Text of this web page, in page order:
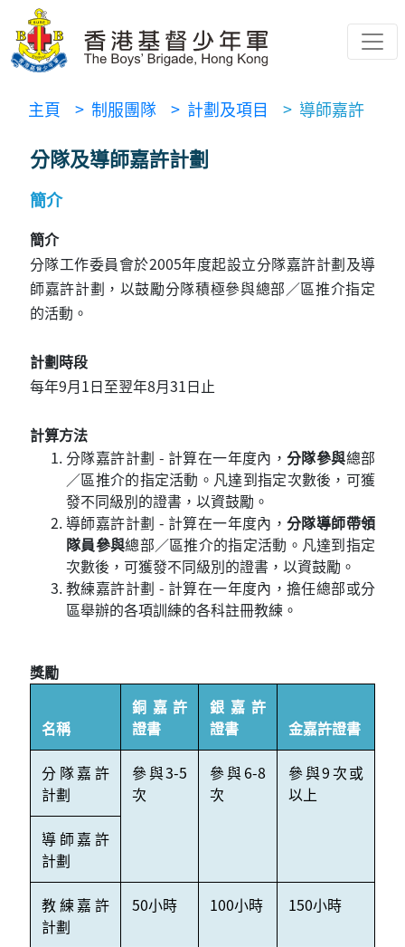
主頁 > 制服團隊 > 計劃及項目 > 導師嘉許
分隊及導師嘉許計劃
簡介
簡介
分隊工作委員會於2005年度起設立分隊嘉許計劃及導
師嘉許計劃，以鼓勵分隊積極參與總部／區推介指定
的活動。
計劃時段
每年9月1日至翌年8月31日止
計算方法
分隊嘉許計劃 - 計算在一年度內，分隊參與總部
／區推介的指定活動。凡達到指定次數後，可獲
發不同級別的證書，以資鼓勵。
導師嘉許計劃 - 計算在一年度內，分隊導師帶領
隊員參與總部／區推介的指定活動。凡達到指定
次數後，可獲發不同級別的證書，以資鼓勵。
教練嘉許計劃 - 計算在一年度內，擔任總部或分
區舉辦的各項訓練的各科註冊教練。
獎勵
名稱
銅嘉許
證書
銀嘉許
證書
金嘉許證書
分隊嘉許
計劃
參與3-5
次
參與6-8
次
參與9次或
以上
導師嘉許
計劃
教練嘉許
計劃
50小時 100小時 150小時